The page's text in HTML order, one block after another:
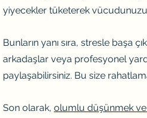
yiyecekler tüketerek vücudunuzu
Bunların yanı sıra, stresle başa
arkadaşlar veya profesyonel
paylaşabilirsiniz. Bu size
Son olarak, olumlu düşünmek ve